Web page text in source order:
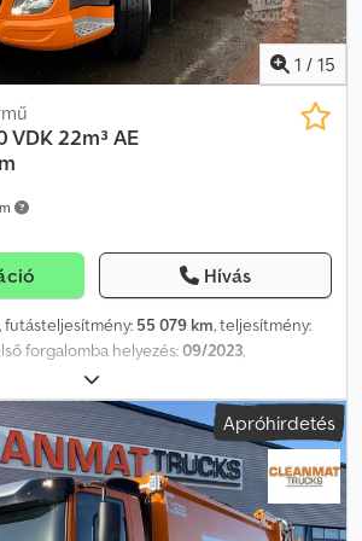
kg Terhelhetőség: 9.753 kg
26.500 kg Állapot Műszaki állapot: jó
Gyártó: Clean Mat Trucks
1 / 15
VDK 22m³ AE
Hívás
, futásteljesítmény: 55 079 km, teljesítmény:
forgalomba helyezés:09/2023,
, tengelyelrendezés:
dízel, tengelytáv:4 300 mm, vezetőfülke:
automata, kibocsátási osztály:Euro 6,
, rakodótér térfogata:22 m³, Gyártási
9 600 mm, teljes szélesség:2 500 mm, teljes
, ülések száma:3, megengedett
8 000 kg , megengedett
Apróhirdetés